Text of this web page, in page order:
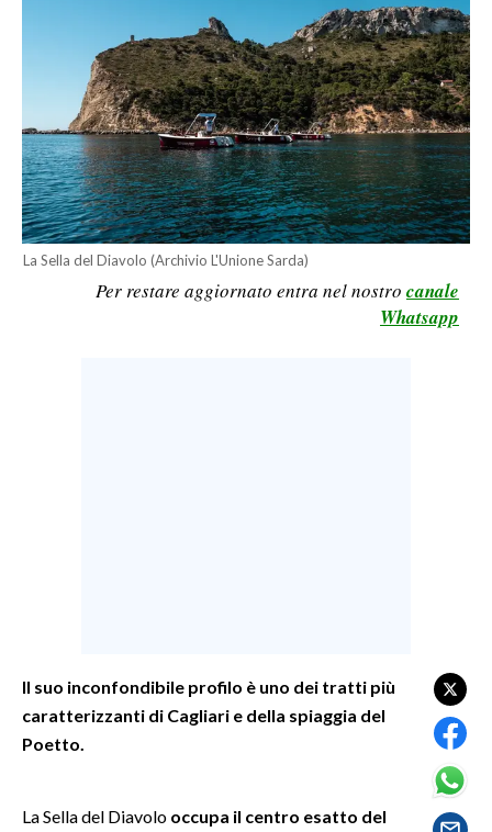
ECONOMIA
SERVIZI ALLE IMPRESE
LAVORO
BANDI
SPORT IN SARDEGNA
SPETTACOLI
GOSSIP
La Sella del Diavolo (Archivio L'Unione Sarda)
Per restare aggiornato entra nel nostro canale
Whatsapp
Il suo inconfondibile profilo è uno dei tratti più
caratterizzanti di Cagliari e della spiaggia del
Poetto.
La Sella del Diavolo occupa il centro esatto del